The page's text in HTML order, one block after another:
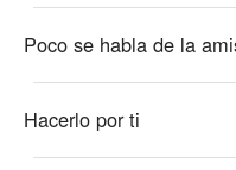
Poco se habla de la
Hacerlo por ti